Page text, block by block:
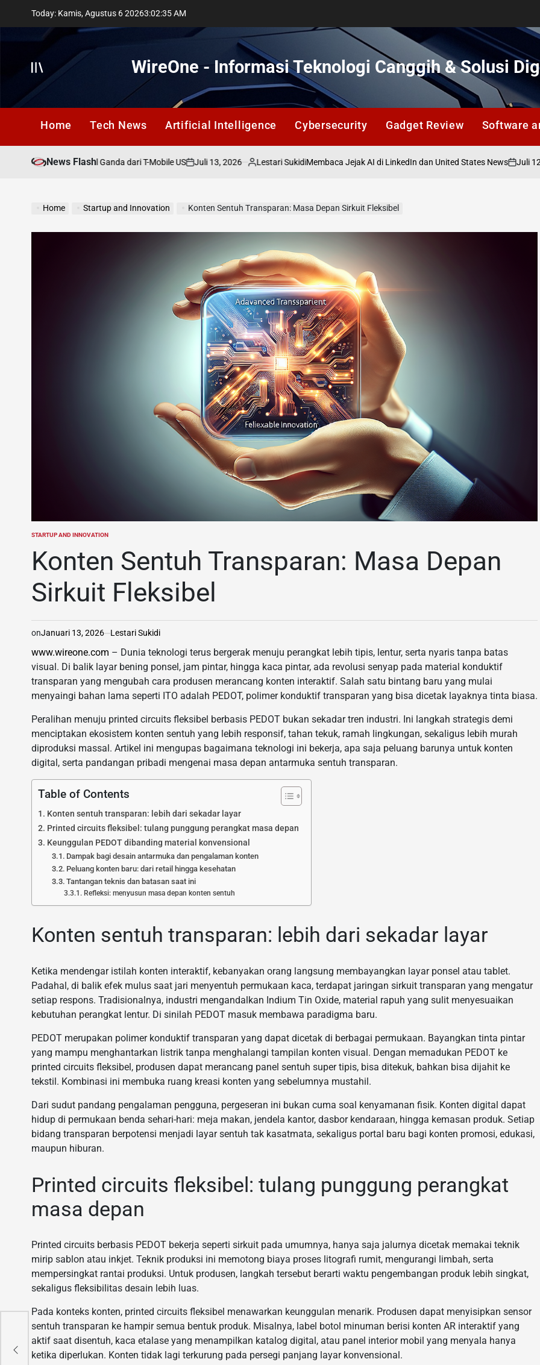
Today: Kamis, Agustus 6 20263:02:36AM
Offcanvas
WireOne - Informasi Teknologi Canggih & Solusi
Home Tech News Artificial Intelligence Cybersecurity Gadget Review Software
News Flash
Sinyal Ganda dari T-Mobile US
on
Juli 13, 2026
Posted
Lestari SukidiMembaca Jejak AI di LinkedIn dan United States News
on
Juli 12, 2026
Home Startup and Innovation Konten Sentuh Transparan: Masa Depan Sirkuit Fleksibel
POSTED
STARTUP AND INNOVATION
Konten Sentuh Transparan: Masa Depan
Sirkuit Fleksibel
onJanuari 13, 2026 Lestari Sukidi
www.wireone.com – Dunia teknologi terus bergerak menuju perangkat lebih tipis, lentur, serta nyaris tanpa batas
visual. Di balik layar bening ponsel, jam pintar, hingga kaca pintar, ada revolusi senyap pada material konduktif
transparan yang mengubah cara produsen merancang konten interaktif. Salah satu bintang baru yang mulai
menyaingi bahan lama seperti ITO adalah PEDOT, polimer konduktif transparan yang bisa dicetak layaknya tinta biasa.
Peralihan menuju printed circuits fleksibel berbasis PEDOT bukan sekadar tren industri. Ini langkah strategis demi
menciptakan ekosistem konten sentuh yang lebih responsif, tahan tekuk, ramah lingkungan, sekaligus lebih murah
diproduksi massal. Artikel ini mengupas bagaimana teknologi ini bekerja, apa saja peluang barunya untuk konten
digital, serta pandangan pribadi mengenai masa depan antarmuka sentuh transparan.
Table of Contents
Konten sentuh transparan: lebih dari sekadar layar
Printed circuits fleksibel: tulang punggung perangkat masa depan
Keunggulan PEDOT dibanding material konvensional
Dampak bagi desain antarmuka dan pengalaman konten
Peluang konten baru: dari retail hingga kesehatan
Tantangan teknis dan batasan saat ini
Refleksi: menyusun masa depan konten sentuh
Konten sentuh transparan: lebih dari sekadar layar
Ketika mendengar istilah konten interaktif, kebanyakan orang langsung membayangkan layar ponsel atau tablet.
Padahal, di balik efek mulus saat jari menyentuh permukaan kaca, terdapat jaringan sirkuit transparan yang mengatur
setiap respons. Tradisionalnya, industri mengandalkan Indium Tin Oxide, material rapuh yang sulit menyesuaikan
kebutuhan perangkat lentur. Di sinilah PEDOT masuk membawa paradigma baru.
PEDOT merupakan polimer konduktif transparan yang dapat dicetak di berbagai permukaan. Bayangkan tinta pintar
yang mampu menghantarkan listrik tanpa menghalangi tampilan konten visual. Dengan memadukan PEDOT ke
printed circuits fleksibel, produsen dapat merancang panel sentuh super tipis, bisa ditekuk, bahkan bisa dijahit ke
tekstil. Kombinasi ini membuka ruang kreasi konten yang sebelumnya mustahil.
Dari sudut pandang pengalaman pengguna, pergeseran ini bukan cuma soal kenyamanan fisik. Konten digital dapat
hidup di permukaan benda sehari-hari: meja makan, jendela kantor, dasbor kendaraan, hingga kemasan produk. Setiap
bidang transparan berpotensi menjadi layar sentuh tak kasatmata, sekaligus portal baru bagi konten promosi, edukasi,
maupun hiburan.
Printed circuits fleksibel: tulang punggung perangkat
masa depan
Printed circuits berbasis PEDOT bekerja seperti sirkuit pada umumnya, hanya saja jalurnya dicetak memakai teknik
mirip sablon atau inkjet. Teknik produksi ini memotong biaya proses litografi rumit, mengurangi limbah, serta
mempersingkat rantai produksi. Untuk produsen, langkah tersebut berarti waktu pengembangan produk lebih singkat,
sekaligus fleksibilitas desain lebih luas.
Pada konteks konten, printed circuits fleksibel menawarkan keunggulan menarik. Produsen dapat menyisipkan sensor
sentuh transparan ke hampir semua bentuk produk. Misalnya, label botol minuman berisi konten AR interaktif yang
aktif saat disentuh, kaca etalase yang menampilkan katalog digital, atau panel interior mobil yang menyala hanya
ketika diperlukan. Konten tidak lagi terkurung pada persegi panjang layar konvensional.